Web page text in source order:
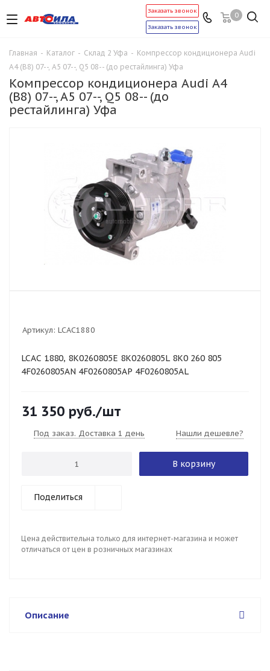
0
Заказать звонок
Заказать звонок
Главная - Каталог - Склад 2 Уфа - Компрессор кондиционера Audi
A4 (B8) 07--, A5 07--, Q5 08-- (до рестайлинга) Уфа
Компрессор кондиционера Audi A4
(B8) 07--, A5 07--, Q5 08-- (до
рестайлинга) Уфа
Артикул: LCAC1880
LCAC 1880, 8K0260805E 8K0260805L 8K0 260 805
4F0260805AN 4F0260805AP 4F0260805AL
31 350 руб./шт
Под заказ. Доставка 1 день Нашли дешевле?
В корзину
Поделиться
Цена действительна только для интернет-магазина и может
отличаться от цен в розничных магазинах
Описание